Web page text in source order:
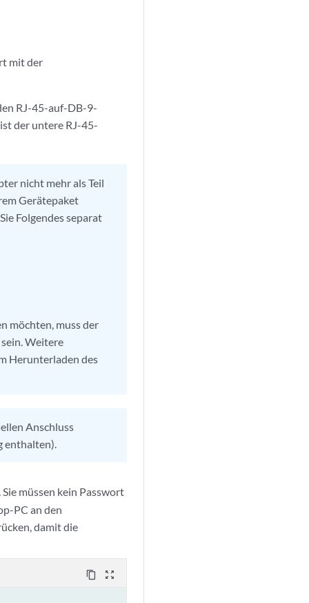
mit der
RJ-45-auf-DB-9-
ist der untere RJ-45-
nicht mehr als Teil
Gerätepaket
Folgendes separat
möchten, muss der
Weitere
Herunterladen des
Anschluss
enthalten).
müssen kein Passwort
PC an den
damit die
content_copy zoom_out_map